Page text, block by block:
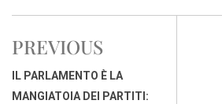
c
b
o
o
a
s
A
p
n
d
I
r
s
a
p
PREVIOUS
IL PARLAMENTO È LA
MANGIATOIA DEI PARTITI: